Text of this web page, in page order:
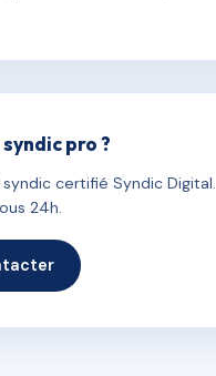
pro ?
certifié Syndic Digital.
24h.